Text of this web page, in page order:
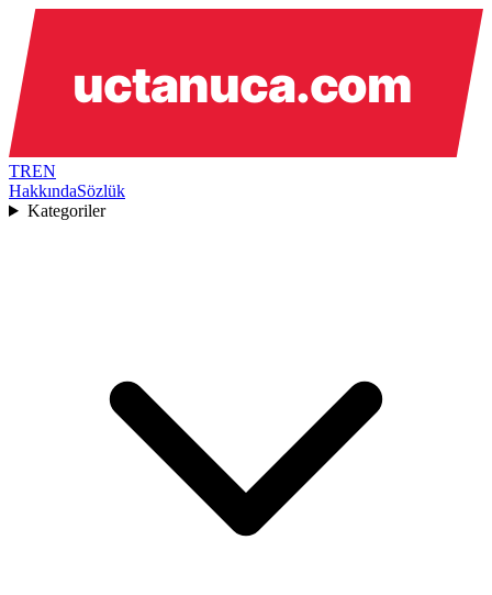
TREN
HakkındaSözlük
Kategoriler